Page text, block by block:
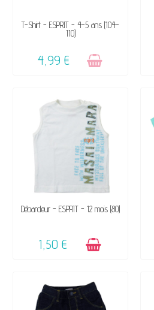
VENDU, VICTIME DE SON
SUCCÈS ☺
T-Shirt - ESPRIT - 4-5 ans (104-
110)
4,99 €
DISPONIBLE
Débardeur - ESPRIT - 12 mois (80)
1,50 €